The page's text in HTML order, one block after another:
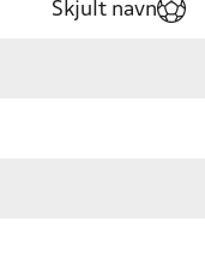
Skjult navn